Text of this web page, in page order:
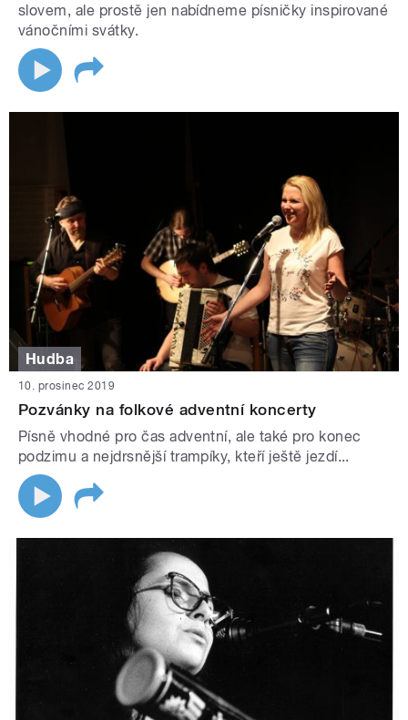
slovem, ale prostě jen nabídneme písničky inspirované
vánočními svátky.
Hudba
10. prosinec 2019
Pozvánky na folkové adventní koncerty
Písně vhodné pro čas adventní, ale také pro konec
podzimu a nejdrsnější trampíky, kteří ještě jezdí...